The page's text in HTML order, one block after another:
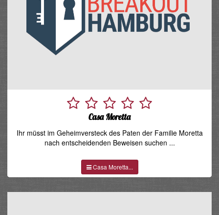
Casa Moretta
Ihr müsst im Geheimversteck des Paten der Familie Moretta
nach entscheidenden Beweisen suchen ...
Casa Moretta...